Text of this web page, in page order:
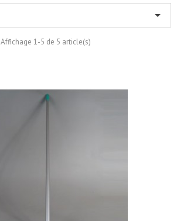

Affichage 1-5 de 5 article(s)